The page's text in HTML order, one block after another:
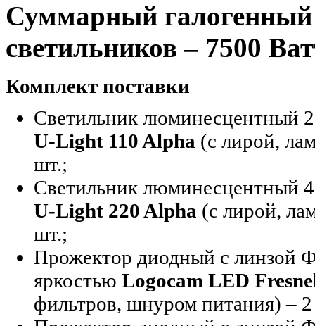
Суммарный галогенный
светильников – 7500
Комплект поставки
Светильник люминесцентный
U-Light 110 Alpha (с лирой,
шт.;
Светильник люминесцентный
U-Light 220 Alpha (с лирой,
шт.;
Прожектор диодный с линзой
яркостью Logocam LED
фильтров, шнуром питания) –